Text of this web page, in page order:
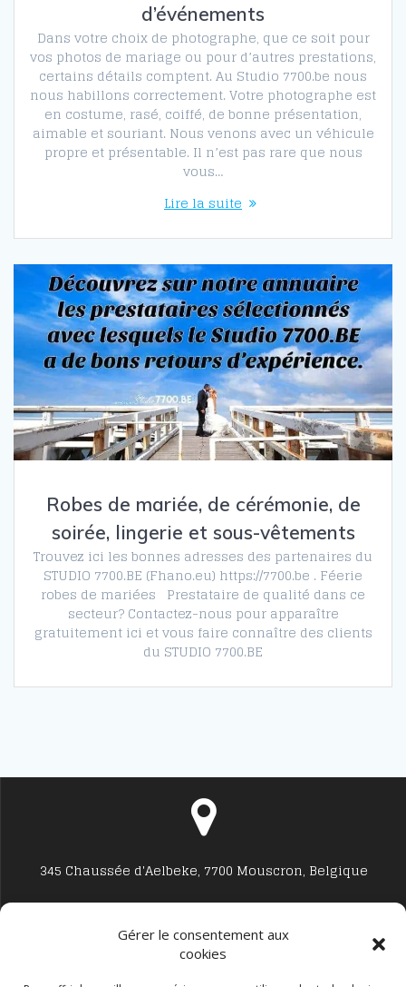
Gérer le consentement aux
cookies
d’événements
Dans votre choix de photographe, que ce soit pour
vos photos de mariage ou pour d’autres prestations,
certains détails comptent. Au Studio 7700.be nous
nous habillons correctement. Votre photographe est
en costume, rasé, coiffé, de bonne présentation,
aimable et souriant. Nous venons avec un véhicule
propre et présentable. Il n’est pas rare que nous
vous…
Lire la suite
Robes de mariée, de cérémonie, de
soirée, lingerie et sous-vêtements
Trouvez ici les bonnes adresses des partenaires du
STUDIO 7700.BE (Fhano.eu) https://7700.be . Féerie
robes de mariées Prestataire de qualité dans ce
secteur? Contactez-nous pour apparaître
gratuitement ici et vous faire connaître des clients
du STUDIO 7700.BE
345 Chaussée d'Aelbeke, 7700 Mouscron, Belgique